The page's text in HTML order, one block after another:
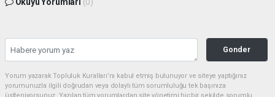
Gonder
Yorum yazarak Topluluk Kuralları’nı kabul etmiş bulunuyor ve siteye yaptığınız
yorumunuzla ilgili doğrudan veya dolaylı tüm sorumluluğu tek başınıza
üstleniyorsunuz. Yazılan tüm yorumlardan site yönetimi hiçbir şekilde sorumlu